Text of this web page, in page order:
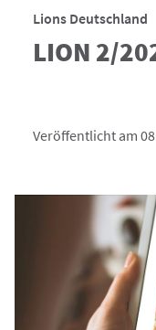
Lions Deutschland
LION 2/
Veröffentlicht am